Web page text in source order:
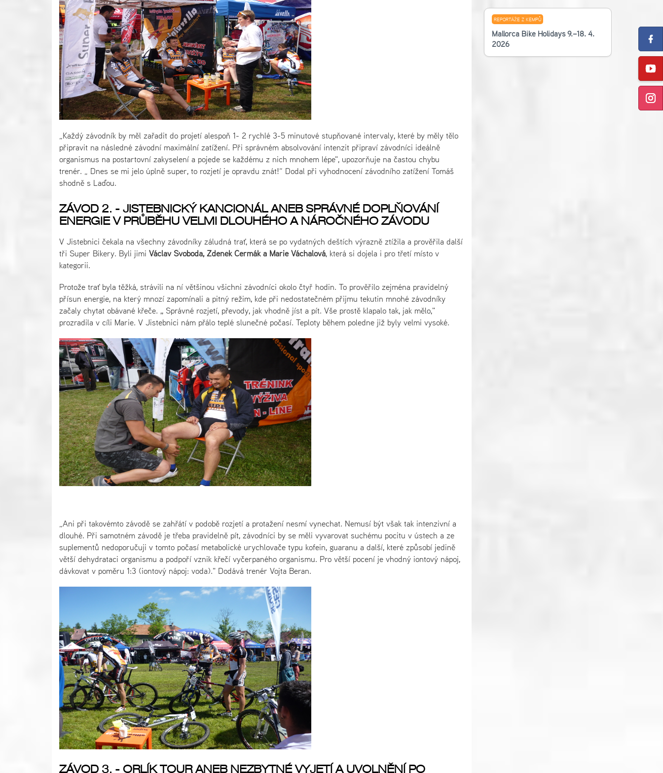
„Každý závodník by měl zařadit do projetí alespoň 1- 2 rychlé 3-5 minutové stupňované intervaly, které by měly tělo
připravit na následné závodní maximální zatížení. Při správném absolvování intenzit připraví závodníci ideálně
organismus na postartovní zakyselení a pojede se každému z nich mnohem lépe", upozorňuje na častou chybu
trenér. „ Dnes se mi jelo úplně super, to rozjetí je opravdu znát!“ Dodal při vyhodnocení závodního zatížení Tomáš
shodně s Laďou.
ZÁVOD 2. - JISTEBNICKÝ KANCIONÁL ANEB SPRÁVNÉ DOPLŇOVÁNÍ
ENERGIE V PRŮBĚHU VELMI DLOUHÉHO A NÁROČNÉHO ZÁVODU
V Jistebnici čekala na všechny závodníky záludná trať, která se po vydatných deštích výrazně ztížila a prověřila další
tři Super Bikery. Byli jimi Václav Svoboda, Zdeněk Čermák a Marie Váchalová, která si dojela i pro třetí místo v
kategorii.
Protože trať byla těžká, strávili na ní většinou všichni závodníci okolo čtyř hodin. To prověřilo zejména pravidelný
přísun energie, na který mnozí zapomínali a pitný režim, kde při nedostatečném přijmu tekutin mnohé závodníky
začaly chytat obávané křeče. ,, Správné rozjetí, převody, jak vhodně jíst a pít. Vše prostě klapalo tak, jak mělo,"
prozradila v cíli Marie. V Jistebnici nám přálo teplé slunečné počasí. Teploty během poledne již byly velmi vysoké.
„Ani při takovémto závodě se zahřátí v podobě rozjetí a protažení nesmí vynechat. Nemusí být však tak intenzivní a
dlouhé. Při samotném závodě je třeba pravidelně pít, závodníci by se měli vyvarovat suchému pocitu v ústech a ze
suplementů nedoporučuji v tomto počasí metabolické urychlovače typu kofein, guaranu a další, které způsobí jedině
větší dehydrataci organismu a podpoří vznik křečí vyčerpaného organismu. Pro větší pocení je vhodný iontový nápoj,
dávkovat v poměru 1:3 (iontový nápoj: voda)." Dodává trenér Vojta Beran.
ZÁVOD 3. - ORLÍK TOUR ANEB NEZBYTNÉ VYJETÍ A UVOLNĚNÍ PO
REPORTÁŽE Z KEMPŮ
Mallorca Bike Holidays 9.–18. 4.
2026